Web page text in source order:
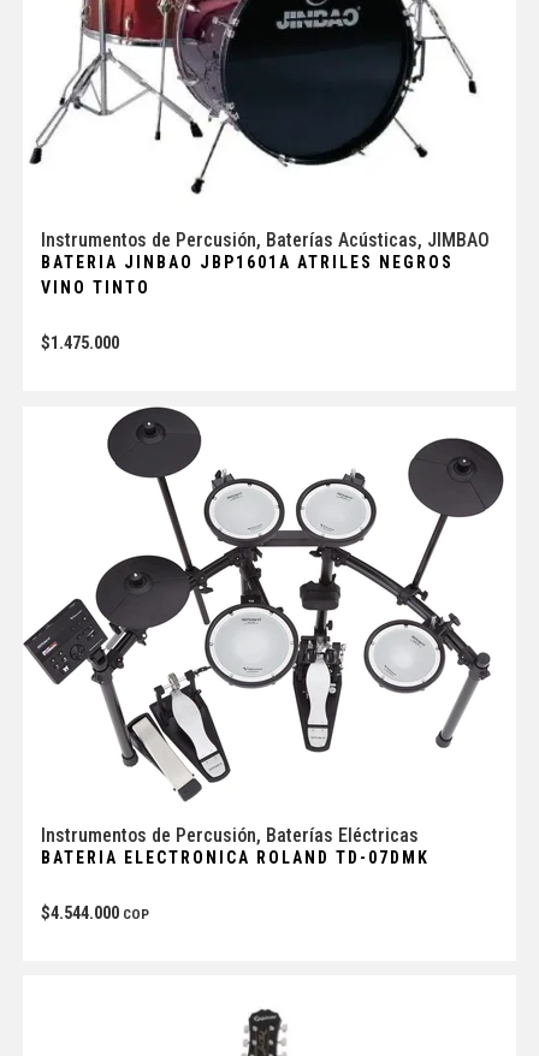
Instrumentos de Percusión, Baterías Acústicas, JIMBAO
BATERIA JINBAO JBP1601A ATRILES NEGROS
VINO TINTO
$1.475.000
Instrumentos de Percusión, Baterías Eléctricas
BATERIA ELECTRONICA ROLAND TD-07DMK
$4.544.000 COP